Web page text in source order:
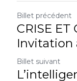
Billet précédent
CRISE ET
Invitation
Billet suivant